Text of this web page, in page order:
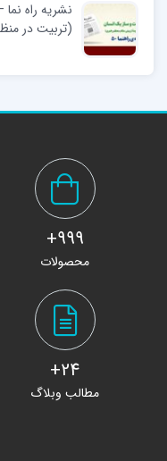
(تربیت در
999+
محصولات
24+
مطالب وبلاگ